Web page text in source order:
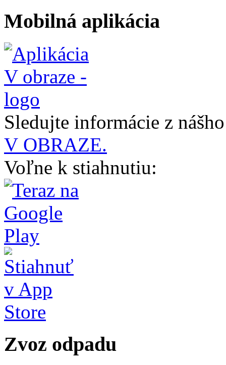
Mobilná aplikácia
Sledujte informácie z
V OBRAZE.
Voľne k stiahnutiu:
Zvoz odpadu